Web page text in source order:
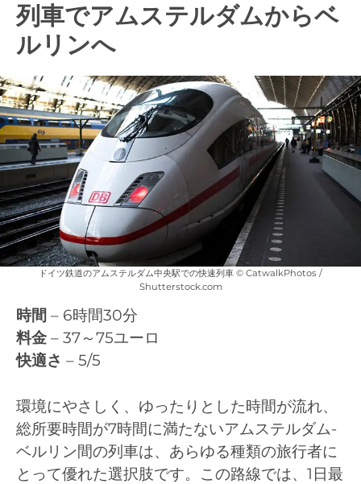
列車でアムステルダムからベ
ルリンへ
ドイツ鉄道のアムステルダム中央駅での快速列車 © CatwalkPhotos /
Shutterstock.com
時間 – 6時間30分
料金 – 37～75ユーロ
快適さ – 5/5
環境にやさしく、ゆったりとした時間が流れ、
総所要時間が7時間に満たないアムステルダム-
ベルリン間の列車は、あらゆる種類の旅行者に
とって優れた選択肢です。この路線では、1日最